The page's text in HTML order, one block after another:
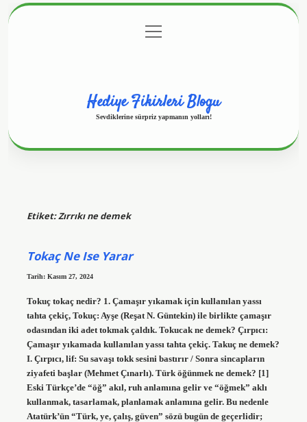
Gizlilik Politikası
menüyü
aç
Hediye Fikirleri Blogu
Sevdiklerine sürpriz yapmanın yolları!
Etiket:Zırrıkı ne demek
Tokaç Ne Ise Yarar
Tarih: Kasım 27, 2024
Tokuç tokaç nedir? 1. Çamaşır yıkamak için kullanılan yassı
tahta çekiç, Tokuç: Ayşe (Reşat N. Güntekin) ile birlikte çamaşır
odasından iki adet tokmak çaldık. Tokucak ne demek? Çırpıcı:
Çamaşır yıkamada kullanılan yassı tahta çekiç. Takuç ne demek?
I. Çırpıcı, lif: Su savaşı tokk sesini bastırır / Sonra sincapların
ziyafeti başlar (Mehmet Çınarlı). Türk öğünmek ne demek? [1]
Eski Türkçe’de “öğ” akıl, ruh anlamına gelir ve “öğmek” aklı
kullanmak, tasarlamak, planlamak anlamına gelir. Bu nedenle
Atatürk’ün “Türk, ye, çalış, güven” sözü bugün de geçerlidir;